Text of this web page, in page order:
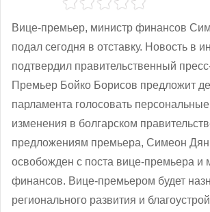
Вице-премьер, министр финансов
подал сегодня в отставку. Новость в
подтвердил правительственный
Премьер Бойко Борисов предложит
парламента голосовать
изменения в болгарском
предложениям премьера, Симеон
освобожден с поста вице-премьера и
финансов. Вице-премьером будет
регионального развития и